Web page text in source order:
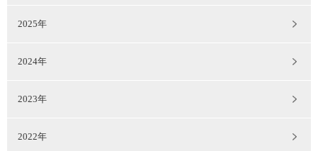
2025年
2024年
2023年
2022年